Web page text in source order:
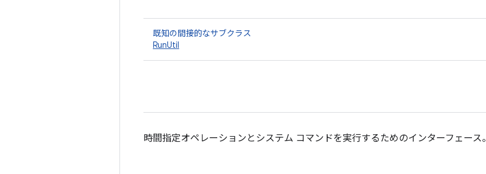
既知の間接的なサブクラス
RunUtil
時間指定オペレーションとシステム コマンドを実行するためのインターフェース。